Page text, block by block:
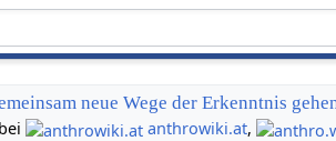
neue Wege der Erkenntnis
anthrowiki.at,